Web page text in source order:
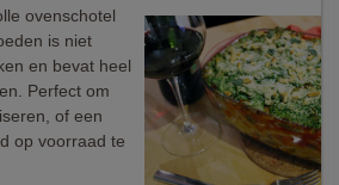
ovenschotel
is niet
en bevat heel
Perfect om
of een
op voorraad te